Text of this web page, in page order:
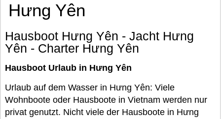
Hưng Yên
Hausboot Hưng Yên - Jacht Hưng
Yên - Charter Hưng Yên
Hausboot Urlaub in Hưng Yên
Urlaub auf dem Wasser in Hưng Yên: Viele
Wohnboote oder Hausboote in Vietnam werden nur
privat genutzt. Nicht viele der Hausboote in Hưng